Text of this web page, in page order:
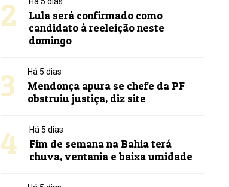
2
Lula será confirmado como
candidato à reeleição neste
domingo
3 Há 5 dias
Mendonça apura se chefe da PF
obstruiu justiça, diz site
4 Há 5 dias
Fim de semana na Bahia terá
chuva, ventania e baixa umidade